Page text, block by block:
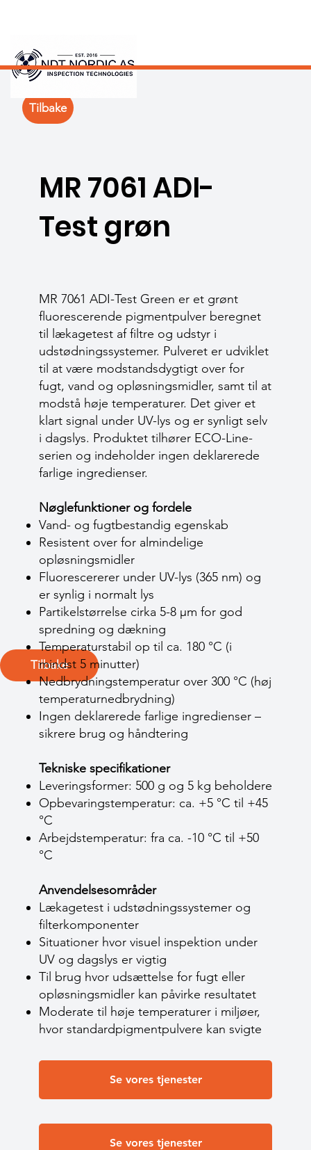
Tilbake
MR 7061 ADI-
Test grøn
MR 7061 ADI-Test Green er et grønt
fluorescerende pigmentpulver beregnet
til lækagetest af filtre og udstyr i
udstødningssystemer. Pulveret er udviklet
til at være modstandsdygtigt over for
fugt, vand og opløsningsmidler, samt til at
modstå høje temperaturer. Det giver et
klart signal under UV-lys og er synligt selv
i dagslys. Produktet tilhører ECO-Line-
serien og indeholder ingen deklarerede
farlige ingredienser.
Nøglefunktioner og fordele
Vand- og fugtbestandig egenskab
Resistent over for almindelige
opløsningsmidler
Fluorescererer under UV-lys (365 nm) og
er synlig i normalt lys
Partikelstørrelse cirka 5-8 µm for god
spredning og dækning
Temperaturstabil op til ca. 180 °C (i
mindst 5 minutter)
Nedbrydningstemperatur over 300 °C (høj
temperaturnedbrydning)
Ingen deklarerede farlige ingredienser –
sikrere brug og håndtering
Tekniske specifikationer
Leveringsformer: 500 g og 5 kg beholdere
Opbevaringstemperatur: ca. +5 °C til +45
°C
Arbejdstemperatur: fra ca. -10 °C til +50
°C
Anvendelsesområder
Lækagetest i udstødningssystemer og
filterkomponenter
Situationer hvor visuel inspektion under
UV og dagslys er vigtig
Til brug hvor udsættelse for fugt eller
opløsningsmidler kan påvirke resultatet
Moderate til høje temperaturer i miljøer,
hvor standardpigmentpulvere kan svigte
Se vores tjenester
Se vores tjenester
Tilbake